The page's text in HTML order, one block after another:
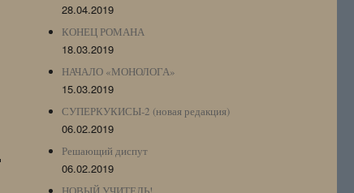
28.04.2019
КОНЕЦ РОМАНА
18.03.2019
НАЧАЛО «МОНОЛОГА»
15.03.2019
СУПЕРКУКИСЫ-2 (новая редакция)
06.02.2019
Решающий диспут
06.02.2019